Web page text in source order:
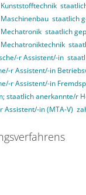
staatlich
staatlich
r Assistent/-in
r Assistent/-in
r Assistent/-in
staatlich anerkannte/r
in (MTA-V)